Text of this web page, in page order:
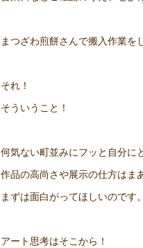
まつざわ煎餅さんで搬入作業を
それ！
そういうこと！
何気ない町並みにフッと自分に
作品の高尚さや展示の仕方はま
まずは面白がってほしいのです。
アート思考はそこから！